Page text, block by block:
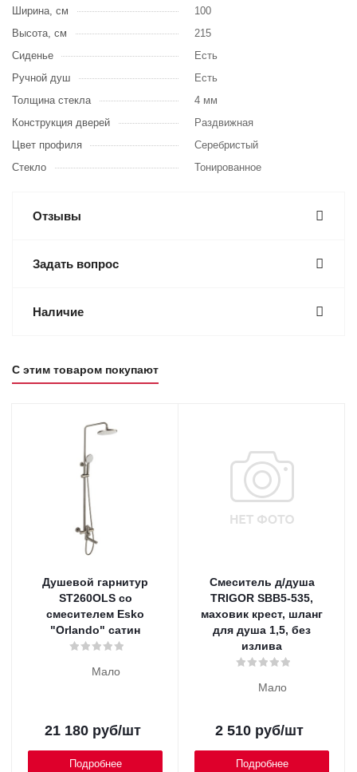
Ширина, см
100
Высота, см
215
Сиденье
Есть
Ручной душ
Есть
Толщина стекла
4 мм
Конструкция дверей
Раздвижная
Цвет профиля
Серебристый
Стекло
Тонированное
Отзывы
Задать вопрос
Наличие
С этим товаром покупают
Душевой гарнитур
ST260OLS со
смесителем Esko
"Orlando" сатин
Мало
21 180руб/шт
Подробнее
Смеситель д/душа
TRIGOR SBB5-535,
маховик крест, шланг
для душа 1,5, без
излива
Мало
2 510руб/шт
Подробнее